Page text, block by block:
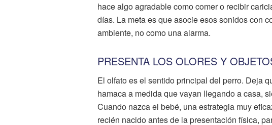
hace algo agradable como comer o recibir
días. La meta es que asocie esos sonidos con
ambiente, no como una alarma.
PRESENTA LOS OLORES Y
El olfato es el sentido principal del perro. Deja
hamaca a medida que vayan llegando a casa,
Cuando nazca el bebé, una estrategia muy
recién nacido antes de la presentación física,